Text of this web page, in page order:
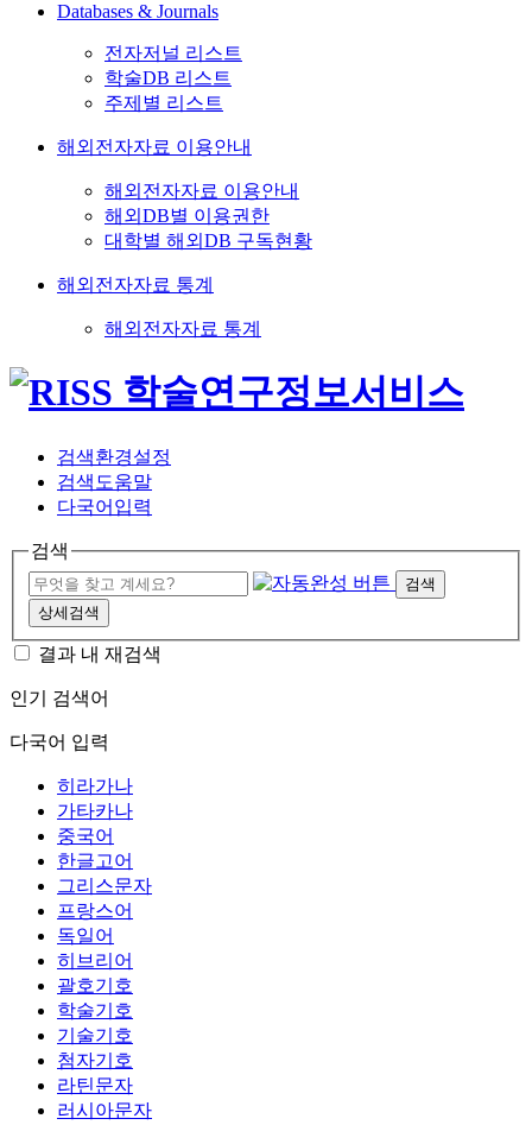
Databases & Journals
전자저널 리스트
학술DB 리스트
주제별 리스트
해외전자자료 이용안내
해외전자자료 이용안내
해외DB별 이용권한
대학별 해외DB 구독현황
해외전자자료 통계
해외전자자료 통계
검색환경설정
검색도움말
다국어입력
검색
검색
상세검색
결과 내 재검색
인기 검색어
다국어 입력
히라가나
가타카나
중국어
한글고어
그리스문자
프랑스어
독일어
히브리어
괄호기호
학술기호
기술기호
첨자기호
라틴문자
러시아문자